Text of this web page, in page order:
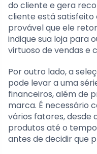
do cliente e gera
cliente está satisfeito
provável que ele
indique sua loja para
virtuoso de vendas e
Por outro lado, a
pode levar a uma
financeiros, além de
marca. É necessário
vários fatores, desde
produtos até o
antes de decidir que